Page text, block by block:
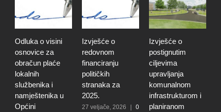
Odluka o visini
osnovice za
obračun plaće
lokalnih
službenika i
namještenika u
Općini
Izvješće o
redovnom
financiranju
političkih
stranaka za
2025.
27 veljače, 2026
0
Izvješće o
postignutim
ciljevima
upravljanja
komunalnom
infrastrukturom i
planiranom